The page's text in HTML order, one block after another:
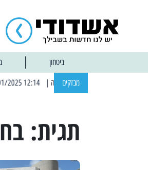
ביטחון
מבזקים | 12:14 13/01/2025 אחרי שבוע: הוסר איסור הרחצה בחופי אשדוד
תגית: